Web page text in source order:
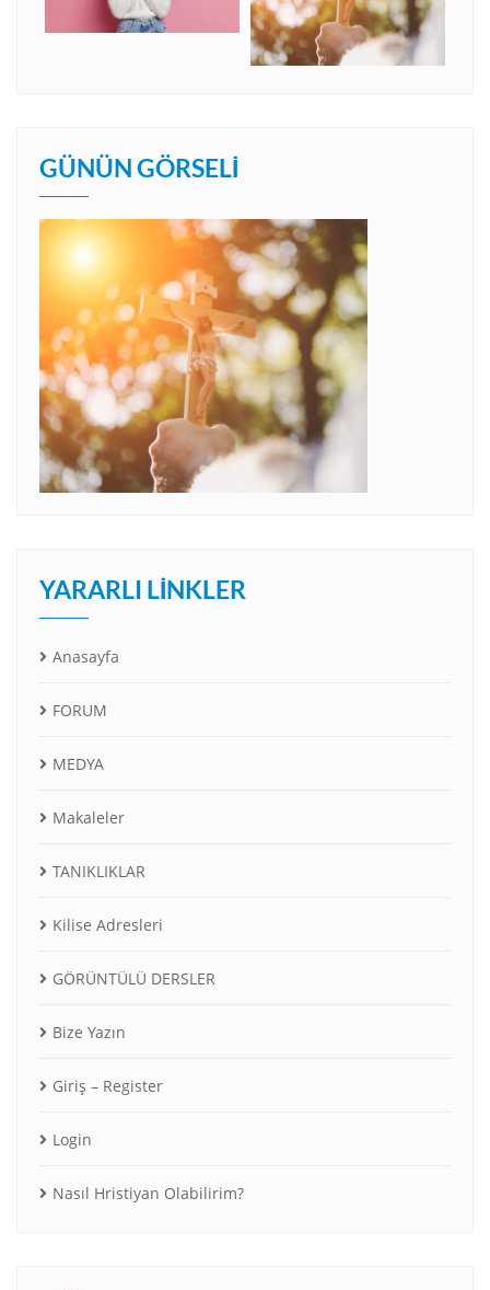
GÜNÜN GÖRSELI
YARARLI LINKLER
Anasayfa
FORUM
MEDYA
Makaleler
TANIKLIKLAR
Kilise Adresleri
GÖRÜNTÜLÜ DERSLER
Bize Yazın
Giriş – Register
Login
Nasıl Hristiyan Olabilirim?